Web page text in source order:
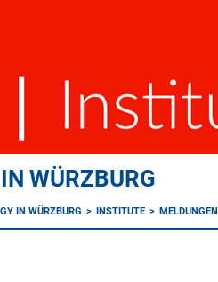
WÜRZBURG
IN WÜRZBURG INSTITUTE MELDUNGEN